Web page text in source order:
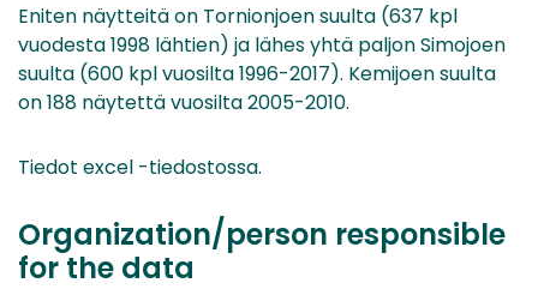
Eniten näytteitä on Tornionjoen suulta (637 kpl
vuodesta 1998 lähtien) ja lähes yhtä paljon Simojoen
suulta (600 kpl vuosilta 1996-2017). Kemijoen suulta
on 188 näytettä vuosilta 2005-2010.
Tiedot excel -tiedostossa.
Organization/person responsible
for the data